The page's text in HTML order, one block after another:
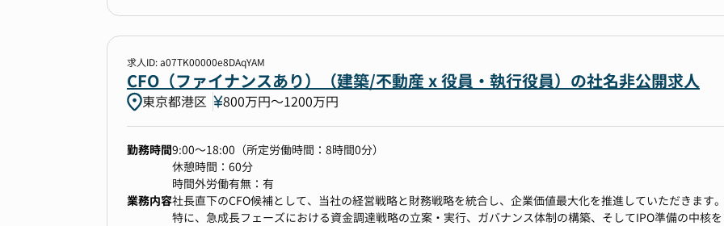
・社会的インパクトの実感
-グローバルで生じている社会課題に対して事業・テクノロジーを通じた課題解決への貢献実感
・新規事業への投資判断、リスク分析、リターン評価
◆経営管理体制の高度化とガバナンス構築
・経営陣に対する財務分析と戦略的提言
・グループ全体の予実管理、KPI管理体制の再構築
・内部統制、財務ガバナンス体制の強化
◆財務組織の構築とマネジメント
・財務部門全体の戦略立案、メンバーの採用・育成、組織力強化
求人ID: a07TK00000e8DAqYAM
CFO（ファイナンスあり）（建築/不動産 x 役員・執行役員）の社名非公開求人
東京都港区 800万円〜1200万円
勤務時間9:00～18:00（所定労働時間：8時間0分）
休憩時間：60分
時間外労働有無：有
業務内容社長直下のCFO候補として、当社の経営戦略と財務戦略を統合し、企業価値最大化を推進していただきます
特に、急成長フェーズにおける資金調達戦略の立案・実行、ガバナンス体制の構築、そしてIPO準備の中核を